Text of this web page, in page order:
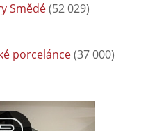
Smědé(52 029)
porcelánce(37 000)